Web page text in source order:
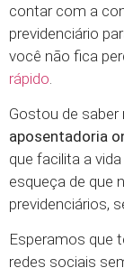
contar com a
previdenciário
você não fica
rápido
Gostou de saber
aposentadoria
que facilita a
esqueça de que
previdenciários,
Esperamos que
redes sociais